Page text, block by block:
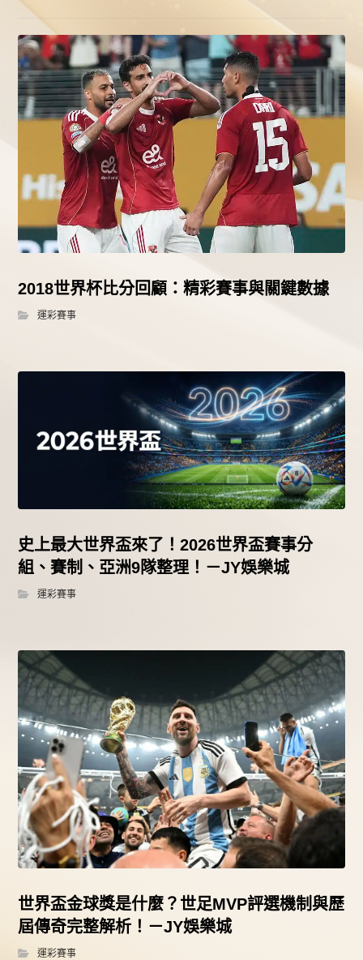
2018世界杯比分回顧：精彩賽事與關鍵數據
運彩賽事
史上最大世界盃來了！2026世界盃賽事分
組、賽制、亞洲9隊整理！－JY娛樂城
運彩賽事
世界盃金球獎是什麼？世足MVP評選機制與歷
屆傳奇完整解析！－JY娛樂城
運彩賽事